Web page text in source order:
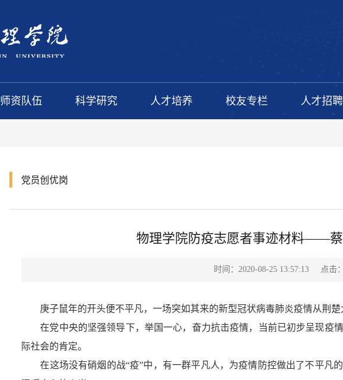
师资队伍 科学研究 人才培养 校友专栏 人才招聘
党员创优岗
物理学院防疫志愿者事迹材料——蔡
时间：2020-08-25 13:57:13 点击：
庚子鼠年的开头便不平凡，一场突如其来的新型冠状病毒肺炎疫情从荆楚
在党中央的坚强领导下，举国一心，奋力抗击疫情，当前已初步呈现疫
际社会的肯定。
在这场没有硝烟的战“疫”中，有一群平凡人，为疫情防控做出了不平凡